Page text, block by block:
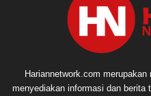
Hariannetwork.com
menyediakan informasi dan berita